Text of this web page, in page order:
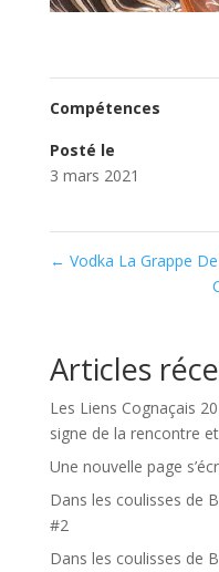
Compétences
Posté le
3 mars 2021
← Vodka La Grappe
Articles
Les Liens Cognaçais
signe de la rencontre
Une nouvelle page
Dans les coulisses de
#2
Dans les coulisses de